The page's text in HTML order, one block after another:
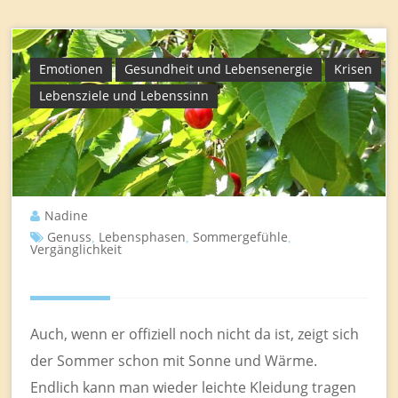
Emotionen Gesundheit und Lebensenergie
Krisen
Lebensziele und Lebenssinn
Nadine
Genuss Lebensphasen Sommergefühle
Vergänglichkeit
Auch, wenn er offiziell noch nicht da ist, zeigt sich
der Sommer schon mit Sonne und Wärme.
Endlich kann man wieder leichte Kleidung tragen